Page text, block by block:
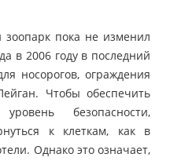
зоопарк пока не изменил
в 2006 году в последний
носорогов, ограждения
Чтобы обеспечить
безопасности,
к клеткам, как в
Однако это означает,